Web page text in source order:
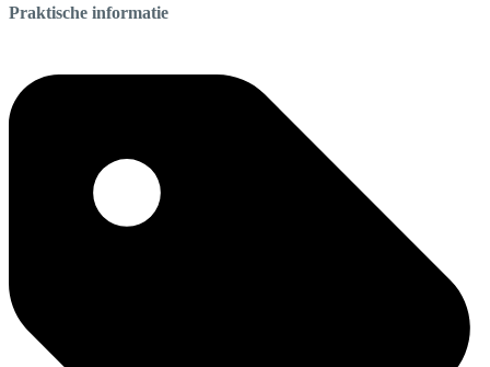
Praktische informatie